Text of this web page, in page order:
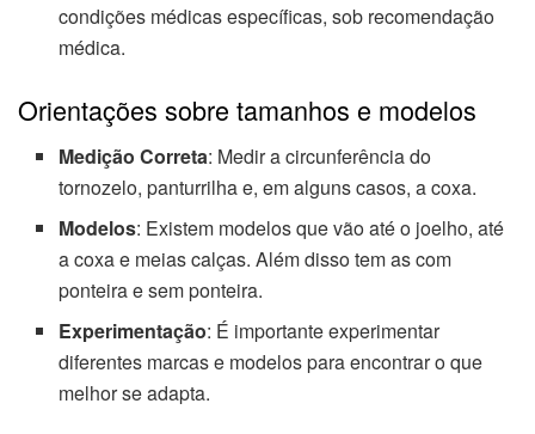
condições médicas específicas, sob recomendação
médica.
Orientações sobre tamanhos e modelos
Medição Correta: Medir a circunferência do
tornozelo, panturrilha e, em alguns casos, a coxa.
Modelos: Existem modelos que vão até o joelho, até
a coxa e meias calças. Além disso tem as com
ponteira e sem ponteira.
Experimentação: É importante experimentar
diferentes marcas e modelos para encontrar o que
melhor se adapta.